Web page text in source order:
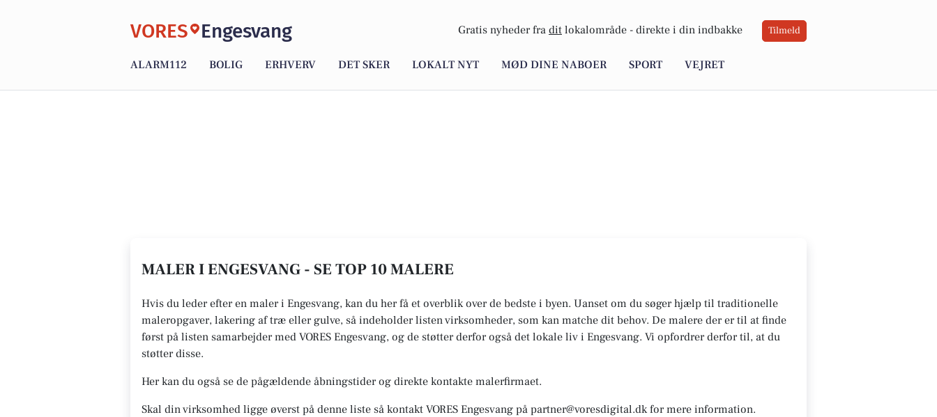
VORES Engesvang Gratis nyheder fra dit lokalområde - direkte i din indbakke Tilmeld
ALARM112 BOLIG ERHVERV DET SKER LOKALT NYT MØD DINE NABOER SPORT VEJRET
MALER I ENGESVANG - SE TOP 10 MALERE
Hvis du leder efter en maler i Engesvang, kan du her få et overblik over de bedste i byen. Uanset om du søger hjælp til traditionelle
maleropgaver, lakering af træ eller gulve, så indeholder listen virksomheder, som kan matche dit behov. De malere der er til at finde
først på listen samarbejder med VORES Engesvang, og de støtter derfor også det lokale liv i Engesvang. Vi opfordrer derfor til, at du
støtter disse.
Her kan du også se de pågældende åbningstider og direkte kontakte malerfirmaet.
Skal din virksomhed ligge øverst på denne liste så kontakt VORES Engesvang på partner@voresdigital.dk for mere information.